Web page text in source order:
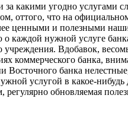
какими угодно услугами
оттого, что на
ценными и полезными
каждой нужной услуге
Вдобавок,
коммерческого банка,
банка
услугой в какое-
обновляемая